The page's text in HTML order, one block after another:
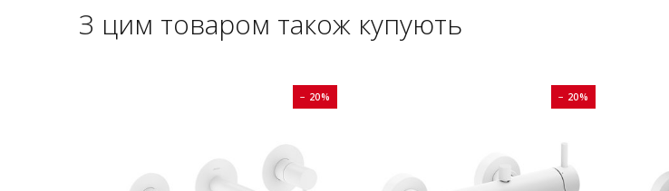
З цим товаром також купують
− 20% − 20%